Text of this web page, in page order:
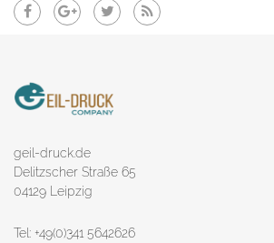
geil-druck.de
Delitzscher Straße 65
04129 Leipzig
Tel: +49(0)341 5642626